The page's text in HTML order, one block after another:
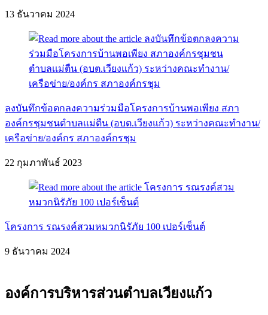
13 ธันวาคม 2024
ลงบันทึกข้อตกลงความร่วมมือโครงการบ้านพอเพียง สภา
องค์กรชุมชนตำบลเเม่ตืน (อบต.เวียงแก้ว) ระหว่างคณะทำงาน/
เครือข่าย/องค์กร สภาองค์กรชุม
22 กุมภาพันธ์ 2023
โครงการ รณรงค์สวมหมวกนิรัภัย 100 เปอร์เซ็นต์
9 ธันวาคม 2024
องค์การบริหารส่วนตำบลเวียงแก้ว